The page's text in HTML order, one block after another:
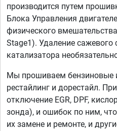
производится путем
Блока Управления
физического
Stage1). Удаление сажевого
катализатора
Мы прошиваем бензиновые
рестайлинг и дорестайл.
отключение EGR, DPF,
зонда), и ошибок по ним,
их замене и ремонте, и